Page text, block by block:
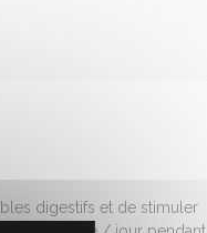
digestifs et de stimuler